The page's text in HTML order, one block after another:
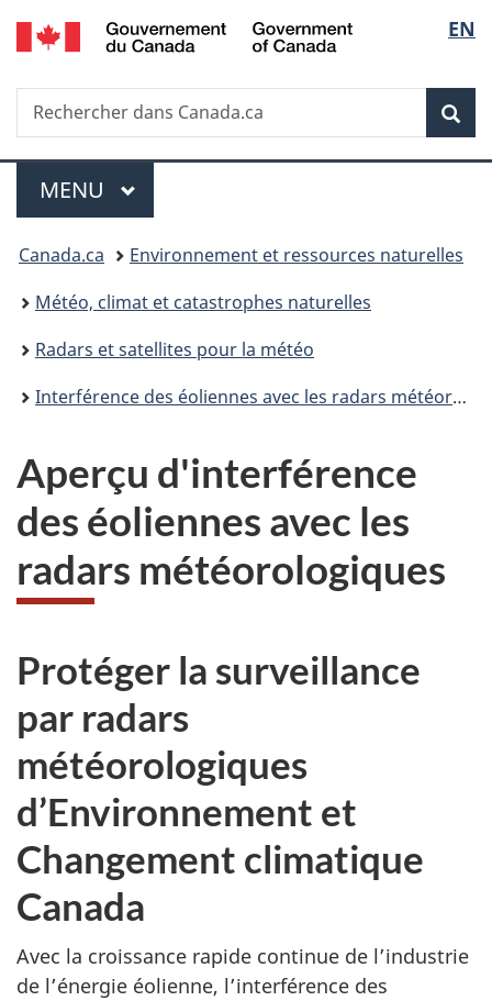
Passer
au
principal
Passer
à
Au
du
Passer
à
version
simplifiée
de
la
EN
Recherche
Rechercher
dans
Menu
MENU PRINCIPAL
Vous
êtes
ici :
Canada.ca
Environnement et ressources naturelles
Météo, climat et catastrophes naturelles
Radars et satellites pour la météo
Interférence des éoliennes avec les radars météorologiques
Aperçu d'interférence
des éoliennes avec les
radars météorologiques
Protéger la surveillance
par radars
météorologiques
d’Environnement et
Changement climatique
Canada
Avec la croissance rapide continue de l’industrie
de l’énergie éolienne, l’interférence des